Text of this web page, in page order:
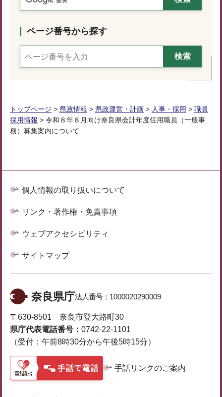
ページ番号から探す
トップページ > 県政情報 > 県政運営・計画 > 人事・採用 > 職員
採用情報 > 令和８年８月向け奈良県会計年度任用職員（一般事
務）募集案内について
個人情報の取り扱いについて
リンク・著作権・免責事項
ウェブアクセシビリティ
サイトマップ
奈良県庁法人番号： 1000020290009
〒630-8501 奈良市登大路町30
県庁代表電話番号： 0742-22-1101
（受付：午前8時30分から午後5時15分）
手話リンクのご案内